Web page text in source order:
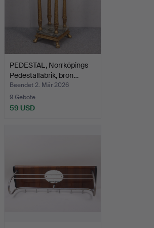
PEDESTAL, Norrköpings
Pedestalfabrik, bron…
Beendet 2. Mär 2026
9 Gebote
59 USD